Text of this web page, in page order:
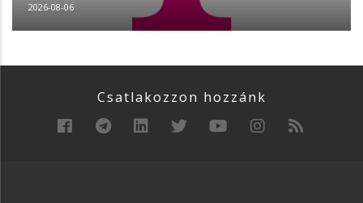
2026-08-06
Csatlakozzon hozzánk